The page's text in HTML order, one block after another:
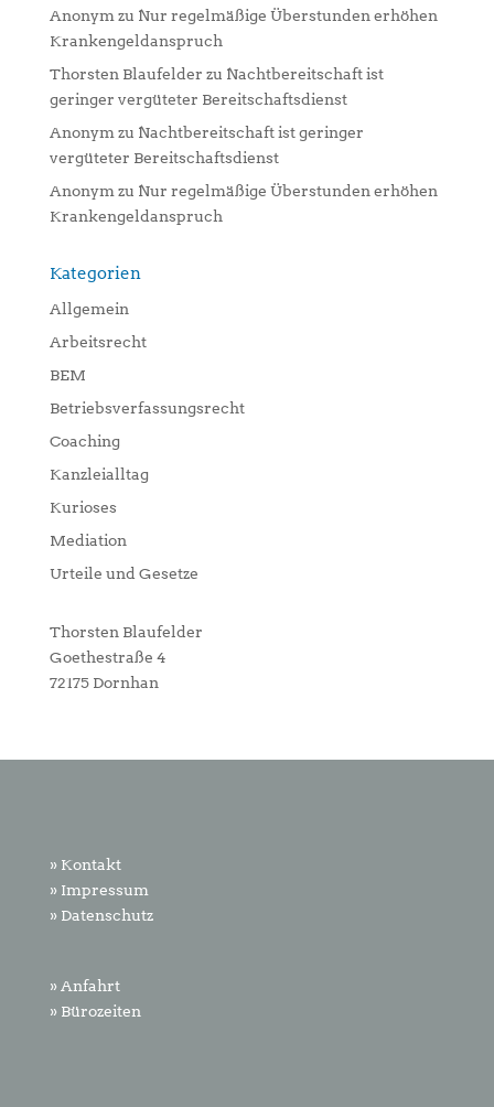
Anonym zu Nur regelmäßige Überstunden erhöhen
Krankengeldanspruch
Thorsten Blaufelder zu Nachtbereitschaft ist
geringer vergüteter Bereitschaftsdienst
Anonym zu Nachtbereitschaft ist geringer
vergüteter Bereitschaftsdienst
Anonym zu Nur regelmäßige Überstunden erhöhen
Krankengeldanspruch
Kategorien
Allgemein
Arbeitsrecht
BEM
Betriebsverfassungsrecht
Coaching
Kanzleialltag
Kurioses
Mediation
Urteile und Gesetze
Thorsten Blaufelder
Goethestraße 4
72175 Dornhan
» Kontakt
» Impressum
» Datenschutz
» Anfahrt
» Bürozeiten